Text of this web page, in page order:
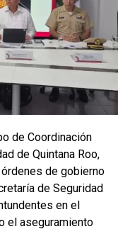
zonas estratégicas
de Coordinación
de Quintana Roo,
de gobierno
de Seguridad
en el
el aseguramiento